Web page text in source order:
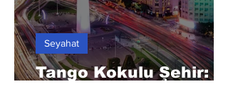
Tango Kokulu Şehir:
Seyahat